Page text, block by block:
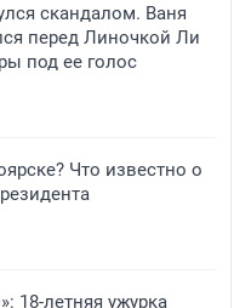
скандалом. Ваня
перед Линочкой Ли
под ее голос
Что известно о
18-летняя ужурка